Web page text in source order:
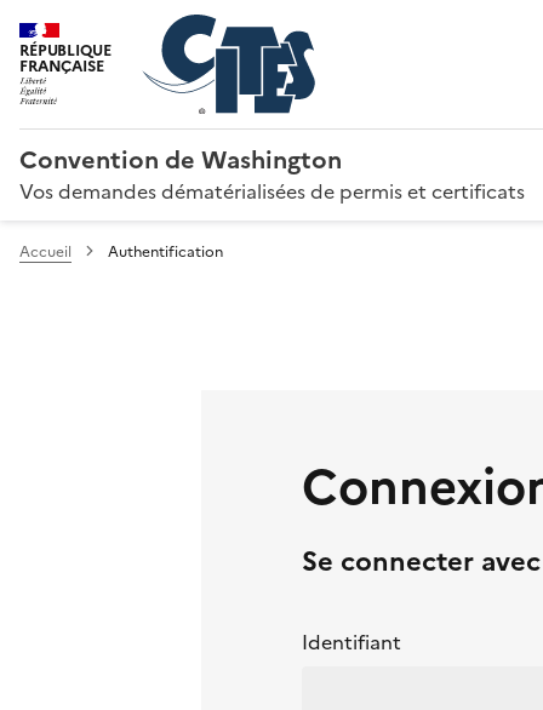
RÉPUBLIQUE
FRANÇAISE
Convention de Washington
Vos demandes dématérialisées de permis et certificats
Accueil Authentification
Se connecter
Identifiant